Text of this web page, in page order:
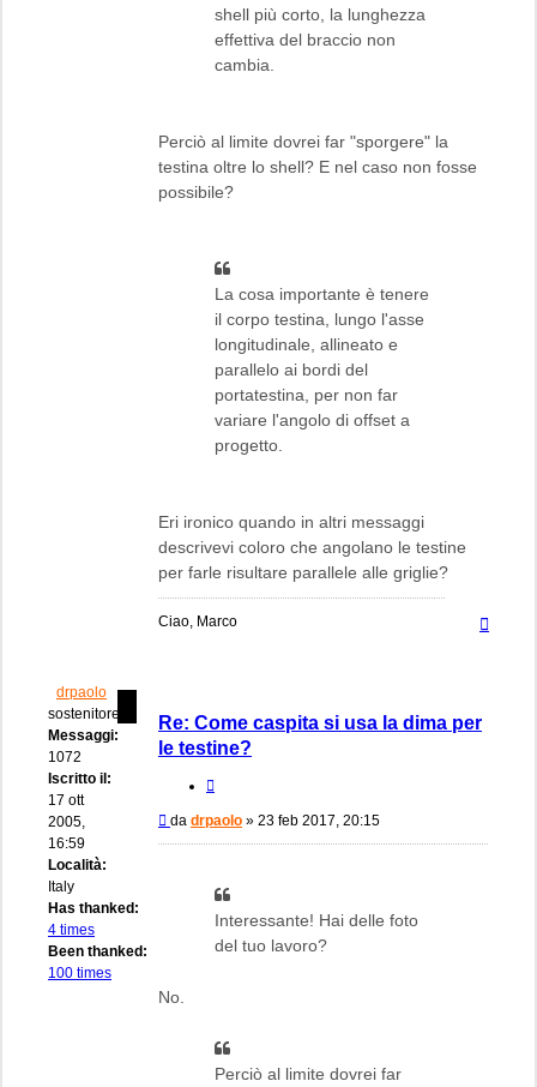
shell più corto, la lunghezza
effettiva del braccio non
cambia.
Perciò al limite dovrei far "sporgere" la
testina oltre lo shell? E nel caso non fosse
possibile?
La cosa importante è tenere
il corpo testina, lungo l'asse
longitudinale, allineato e
parallelo ai bordi del
portatestina, per non far
variare l'angolo di offset a
progetto.
Eri ironico quando in altri messaggi
descrivevi coloro che angolano le testine
per farle risultare parallele alle griglie?
Ciao, Marco
drpaolo
sostenitore
Messaggi:
1072
Iscritto il:
17 ott
2005,
16:59
Località:
Italy
Has thanked:
4 times
Been thanked:
100 times
Re: Come caspita si usa la dima per
le testine?
Messaggio
da drpaolo » 23 feb 2017, 20:15
Interessante! Hai delle foto
del tuo lavoro?
No.
Perciò al limite dovrei far